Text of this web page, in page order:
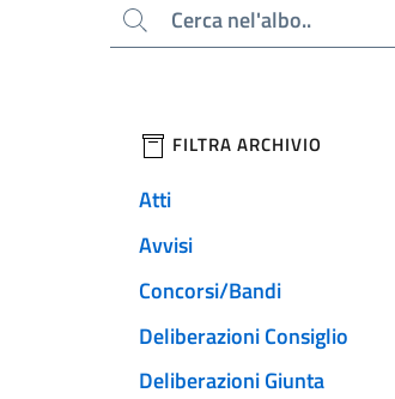
Cerca
filtri da
FILTRA ARCHIVIO
Atti
Avvisi
Concorsi/Bandi
Deliberazioni Consiglio
Deliberazioni Giunta